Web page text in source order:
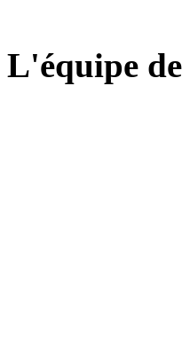
L'équipe